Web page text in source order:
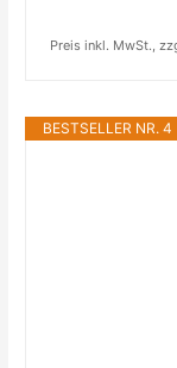
Preis inkl. MwSt.,
BESTSELLER NR. 4